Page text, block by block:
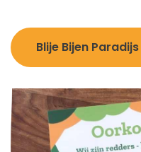
Blije Bijen Paradijs